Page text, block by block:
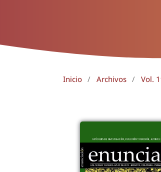
Inicio / Archivos / Vol.